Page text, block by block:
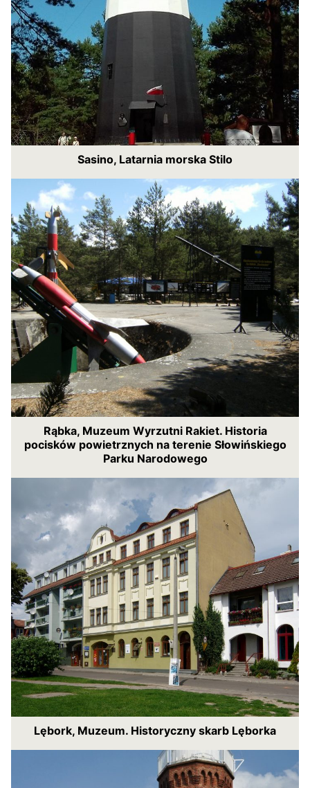
Sasino, Latarnia morska Stilo
Rąbka, Muzeum Wyrzutni Rakiet. Historia
pocisków powietrznych na terenie Słowińskiego
Parku Narodowego
Lębork, Muzeum. Historyczny skarb Lęborka